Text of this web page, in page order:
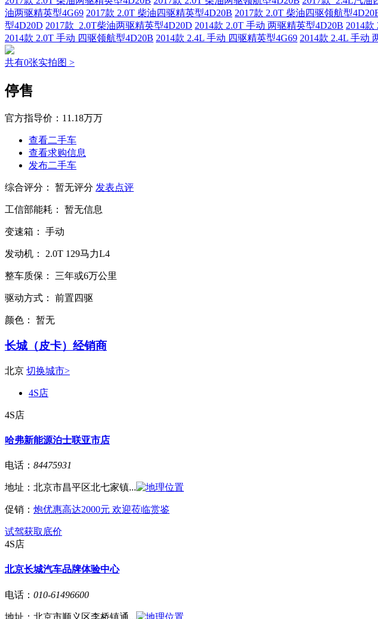
油两驱精英型4G69 2017款 2.0T 柴油四驱精英型4D20B 2017款 2.0T 柴油四驱领航型
型4D20D 2017款 2.0T柴油两驱精英型4D20D 2014款 2.0T 手动 两驱精英型4D20B 2014
2014款 2.0T 手动 四驱领航型4D20B 2014款 2.4L 手动 四驱精英型4G69 2014款 2.4L 手动
共有0张实拍图 >
停售
官方指导价： 11.18万万
查看二手车
查看求购信息
发布二手车
综合评分： 暂无评分 发表点评
工信部能耗： 暂无信息
变速箱： 手动
发动机： 2.0T 129马力L4
整车质保： 三年或6万公里
驱动方式： 前置四驱
颜色： 暂无
长城（皮卡）经销商
北京 切换城市>
4S店
4S店
哈弗新能源泊士联亚市店
电话： 84475931
地址： 北京市昌平区北七家镇...
促销： 炮优惠高达2000元 欢迎莅临赏鉴
试驾获取底价
4S店
北京长城汽车品牌体验中心
电话： 010-61496600
地址： 北京市顺义区李桥镇通...